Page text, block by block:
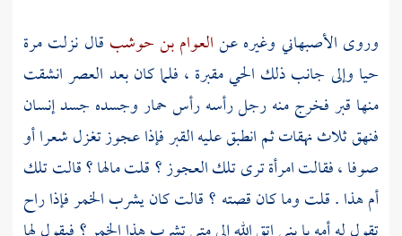
وروى الأصبهاني وغيره عنالعوام بن حوشب قال نزلت مرة
حيا وإلى جانب ذلك الحي مقبرة ، فلما كان بعد العصر انشقت
منها قبر فخرج منه رجل رأسه رأس حمار وجسده جسد إنسان
فنهق ثلاث نهقات ثم انطبق عليه القبر فإذا عجوز تغزل شعرا أو
صوفا ، فقالت امرأة ترى تلك العجوز ؟ قلت مالها ؟ قالت تلك
أم هذا . قلت وما كان قصته ؟ قالت كان يشرب الخمر فإذا راح